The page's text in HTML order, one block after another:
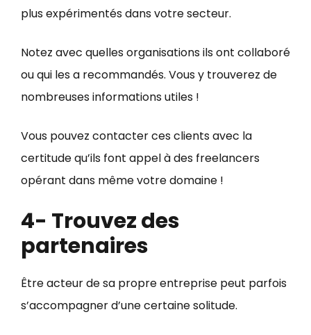
plus expérimentés dans votre secteur.
Notez avec quelles organisations ils ont collaboré
ou qui les a recommandés. Vous y trouverez de
nombreuses informations utiles !
Vous pouvez contacter ces clients avec la
certitude qu’ils font appel à des freelancers
opérant dans même votre domaine !
4- Trouvez des
partenaires
Être acteur de sa propre entreprise peut parfois
s’accompagner d’une certaine solitude.